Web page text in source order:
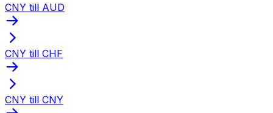
CNY till AUD
CNY till CHF
CNY till CNY